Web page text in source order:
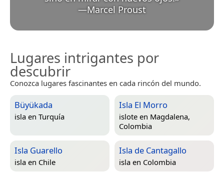
—Marcel Proust
Lugares intrigantes por
descubrir
Conozca lugares fascinantes en cada rincón del mundo.
Büyükada
isla en Turquía
Isla El Morro
islote en Magdalena,
Colombia
Isla Guarello
isla en Chile
Isla de Cantagallo
isla en Colombia